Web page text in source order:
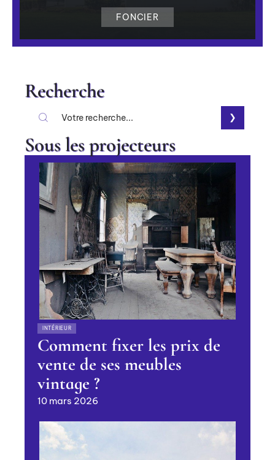
FONCIER
Recherche
Sous les projecteurs
INTÉRIEUR
Comment fixer les prix de
vente de ses meubles
vintage ?
10 mars 2026